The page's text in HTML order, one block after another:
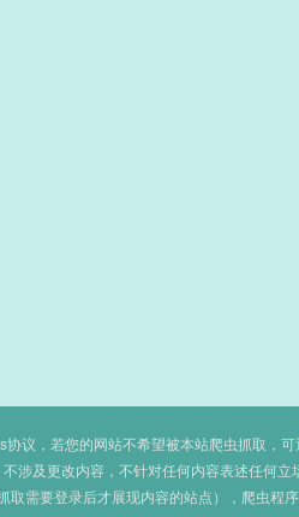
议，若您的网站不希望被本站爬虫抓取，可
涉及更改内容，不针对任何内容表述任何立
需要登录后才展现内容的站点），爬虫程